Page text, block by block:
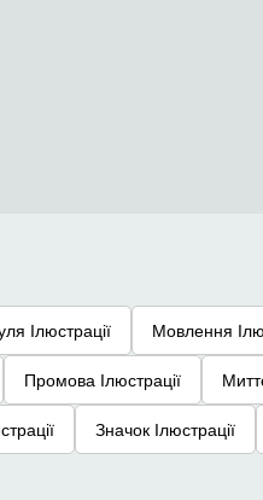
Ілюстрації Мовлення
Промова Ілюстрації
Значок Ілюстрації